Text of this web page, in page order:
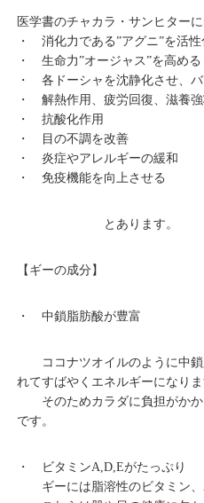
医学書のチャカラ・サンヒター
・ 消化力である”アグニ”を活
・ 生命力”オージャス”を高める
・ 各ドーシャを沈静化させ、
・ 解熱作用、疲労回復、滋養
・ 抗酸化作用
・ 目の不調を改善
・ 炎症やアレルギーの緩和
・ 免疫機能を向上させる
とあります。
【ギーの成分】
・ 中鎖脂肪酸が豊富
ココナツオイルのように中鎖
れてすばやくエネルギーになりま
そのためカラダに負担がかか
です。
・ ビタミンA,D,Eがたっぷり
ギーには脂溶性のビタミン、